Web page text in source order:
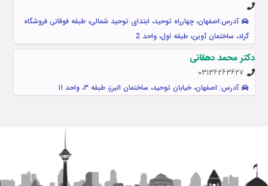
آدرس:اصفهان، چهارراه توحید، ابتدای توحید شمالی، طبقه فوقانی فروشگاه
گراد، ساختمان آوین، طبقه اول، واحد 2
دکتر محمد دهقانی
۰۳۱۳۶۲۶۳۶۲۷
آدرس: اصفهان، خیابان توحید، ساختمان البرز، طبقه ۳، واحد ۱۱